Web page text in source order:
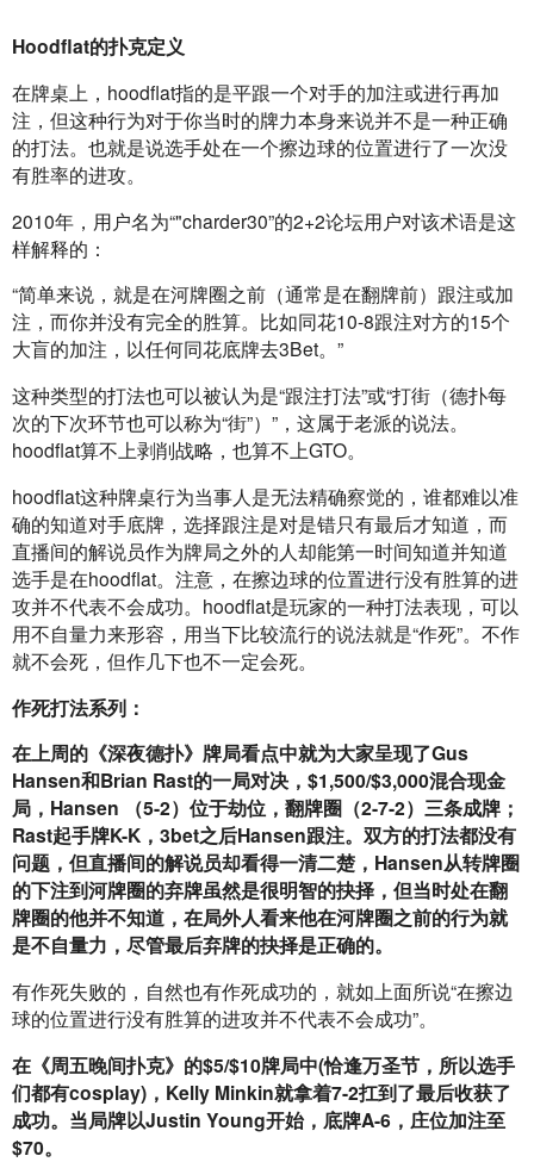
Hoodflat的扑克定义
在牌桌上，hoodflat指的是平跟一个对手的加注或进行再加
注，但这种行为对于你当时的牌力本身来说并不是一种正确
的打法。也就是说选手处在一个擦边球的位置进行了一次没
有胜率的进攻。
2010年，用户名为“"charder30”的2+2论坛用户对该术语是这
样解释的：
“简单来说，就是在河牌圈之前（通常是在翻牌前）跟注或加
注，而你并没有完全的胜算。比如同花10-8跟注对方的15个
大盲的加注，以任何同花底牌去3Bet。”
这种类型的打法也可以被认为是“跟注打法”或“打街（德扑每
次的下次环节也可以称为“街”）”，这属于老派的说法。
hoodflat算不上剥削战略，也算不上GTO。
hoodflat这种牌桌行为当事人是无法精确察觉的，谁都难以准
确的知道对手底牌，选择跟注是对是错只有最后才知道，而
直播间的解说员作为牌局之外的人却能第一时间知道并知道
选手是在hoodflat。注意，在擦边球的位置进行没有胜算的进
攻并不代表不会成功。hoodflat是玩家的一种打法表现，可以
用不自量力来形容，用当下比较流行的说法就是“作死”。不作
就不会死，但作几下也不一定会死。
作死打法系列：
在上周的《深夜德扑》牌局看点中就为大家呈现了Gus
Hansen和Brian Rast的一局对决，$1,500/$3,000混合现金
局，Hansen （5-2）位于劫位，翻牌圈（2-7-2）三条成牌；
Rast起手牌K-K，3bet之后Hansen跟注。双方的打法都没有
问题，但直播间的解说员却看得一清二楚，Hansen从转牌圈
的下注到河牌圈的弃牌虽然是很明智的抉择，但当时处在翻
牌圈的他并不知道，在局外人看来他在河牌圈之前的行为就
是不自量力，尽管最后弃牌的抉择是正确的。
有作死失败的，自然也有作死成功的，就如上面所说“在擦边
球的位置进行没有胜算的进攻并不代表不会成功”。
在《周五晚间扑克》的$5/$10牌局中(恰逢万圣节，所以选手
们都有cosplay)，Kelly Minkin就拿着7-2扛到了最后收获了
成功。当局牌以Justin Young开始，底牌A-6，庄位加注至
$70。